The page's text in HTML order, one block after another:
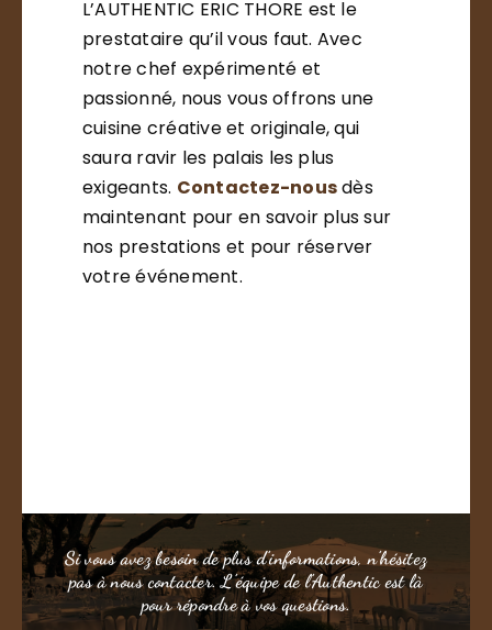
L’AUTHENTIC ERIC THORE est le
prestataire qu’il vous faut. Avec
notre chef expérimenté et
passionné, nous vous offrons une
cuisine créative et originale, qui
saura ravir les palais les plus
exigeants. Contactez-nousdès
maintenant pour en savoir plus sur
nos prestations et pour réserver
votre événement.
Si vous avez besoin de plus d’informations, n’hésitez
pas à nous contacter. L’équipe de l’Authentic est là
pour répondre à vos questions.